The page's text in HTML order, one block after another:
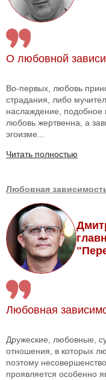
О любовной
Во-первых, любовь
страдания, либо
наслаждение,
любовь жертвенна, а
эгоизме...
Читать полностью
Любовная
Любовная
Дружеские, любовные,
отношения, в которых
поэтому
проявляется особенно